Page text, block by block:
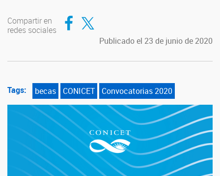
Compartir en
redes sociales
Compartir en Facebook
Compartir en Twitter
Publicado el 23 de junio de 2020
Tags: becas CONICET Convocatorias 2020